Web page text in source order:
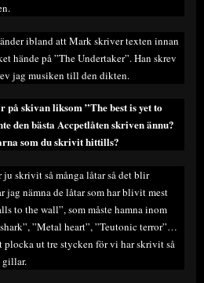
ibland att Mark skriver texten innan
hände på ”The Undertaker”. Han skrev
jag musiken till den dikten.
skivan liksom ”The best is yet to
den bästa Accpetlåten skriven ännu?
som du skrivit hittills?
skrivit så många låtar så det blir
jag nämna de låtar som har blivit mest
to the wall”, som måste hamna inom
”Metal heart”, ”Teutonic terror”…
plocka ut tre stycken för vi har skrivit så
gillar.